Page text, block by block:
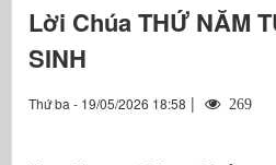
THƯ GIÃN
Lời Chúa THỨ NĂM
SINH
Thứ ba - 19/05/2026 18:58 | 269